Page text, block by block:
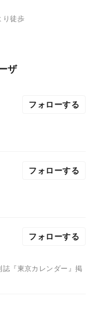
り徒歩
ザ
フォローする
フォローする
フォローする
誌『東京カレンダー』掲